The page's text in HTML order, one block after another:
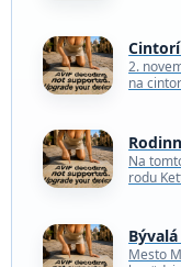
2.
na
Na
rodu
Mesto